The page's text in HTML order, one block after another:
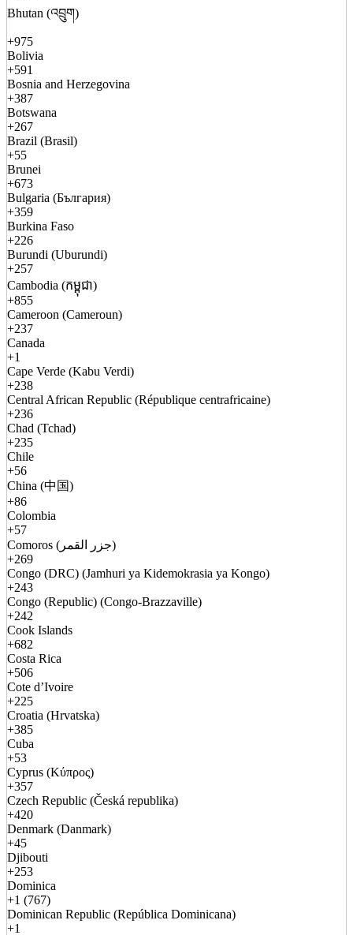
Bhutan (འབྲུག)
+975
Bolivia
+591
Bosnia and Herzegovina
+387
Botswana
+267
Brazil (Brasil)
+55
Brunei
+673
Bulgaria (България)
+359
Burkina Faso
+226
Burundi (Uburundi)
+257
Cambodia (កម្ពុជា)
+855
Cameroon (Cameroun)
+237
Canada
+1
Cape Verde (Kabu Verdi)
+238
Central African Republic (République centrafricaine)
+236
Chad (Tchad)
+235
Chile
+56
China (中国)
+86
Colombia
+57
Comoros (جزر القمر)
+269
Congo (DRC) (Jamhuri ya Kidemokrasia ya Kongo)
+243
Congo (Republic) (Congo-Brazzaville)
+242
Cook Islands
+682
Costa Rica
+506
Cote d’Ivoire
+225
Croatia (Hrvatska)
+385
Cuba
+53
Cyprus (Κύπρος)
+357
Czech Republic (Česká republika)
+420
Denmark (Danmark)
+45
Djibouti
+253
Dominica
+1 (767)
Dominican Republic (República Dominicana)
+1